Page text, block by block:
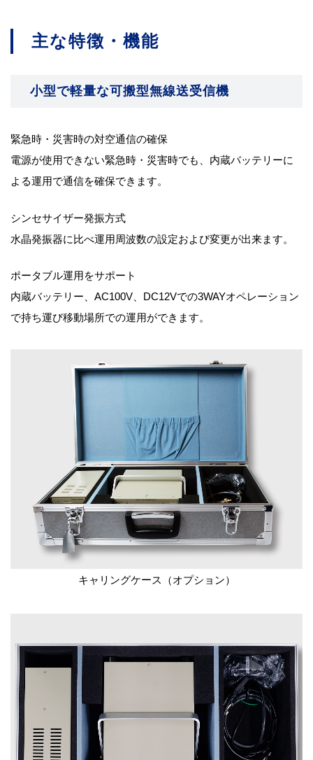
主な特徴・機能
小型で軽量な可搬型無線送受信機
緊急時・災害時の対空通信の確保
電源が使用できない緊急時・災害時でも、内蔵バッテリーに
よる運用で通信を確保できます。
シンセサイザー発振方式
水晶発振器に比べ運用周波数の設定および変更が出来ます。
ポータブル運用をサポート
内蔵バッテリー、AC100V、DC12Vでの3WAYオペレーション
で持ち運び移動場所での運用ができます。
キャリングケース（オプション）